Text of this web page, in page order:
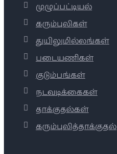
முழுப்பட்டியல்
கரும்புலிகள்
துயிலுமில்லங்கள்
படையணிகள்
குடும்பங்கள்
நடவடிக்கைகள்
தாக்குதல்கள்
கரும்புலித்தாக்குதல்